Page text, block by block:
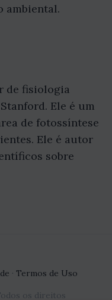
ambiental.
de fisiologia
Ele é um
de fotossíntese
Ele é autor
sobre
· Termos de Uso
os direitos